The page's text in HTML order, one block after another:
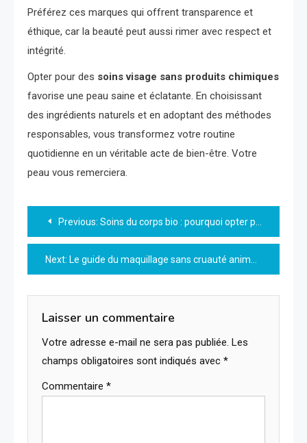
Préférez ces marques qui offrent transparence et
éthique, car la beauté peut aussi rimer avec respect et
intégrité.
Opter pour des soins visage sans produits chimiques
favorise une peau saine et éclatante. En choisissant
des ingrédients naturels et en adoptant des méthodes
responsables, vous transformez votre routine
quotidienne en un véritable acte de bien-être. Votre
peau vous remerciera.
Navigation
de
l’article
Previous: Soins du corps bio : pourquoi opter pour des produits naturels ?
Next: Le guide du maquillage sans cruauté animale : éthique et beauté
Laisser un commentaire
Votre adresse e-mail ne sera pas publiée. Les
champs obligatoires sont indiqués avec *
Commentaire *